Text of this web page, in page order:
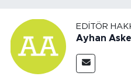
EDITÖR
Ayhan